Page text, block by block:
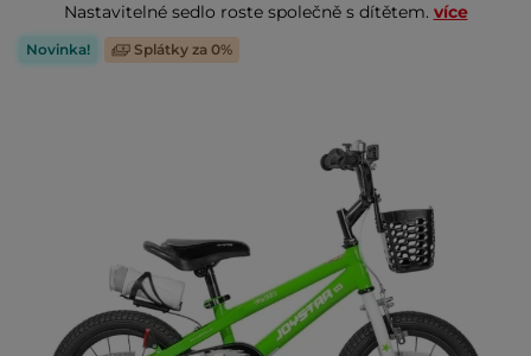
Nastavitelné sedlo roste společně s dítětem. více
Novinka! Splátky za 0%